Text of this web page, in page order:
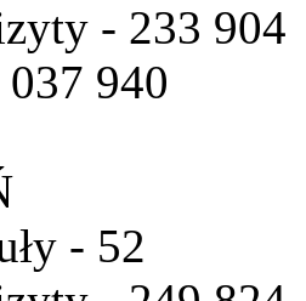
- 233 904
037 940
- 52